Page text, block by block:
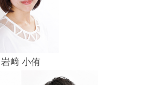
岩﨑 小侑